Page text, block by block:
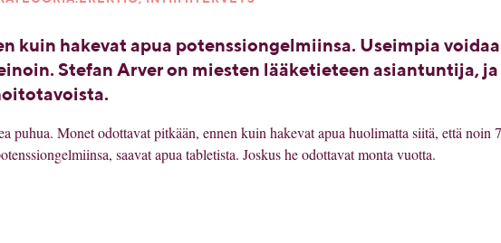
kuin hakevat apua potenssiongelmiinsa. Useimpia
Stefan Arver on miesten lääketieteen asiantuntija, ja
puhua. Monet odottavat pitkään, ennen kuin hakevat apua huolimatta siitä, että noin
saavat apua tabletista. Joskus he odottavat monta vuotta.